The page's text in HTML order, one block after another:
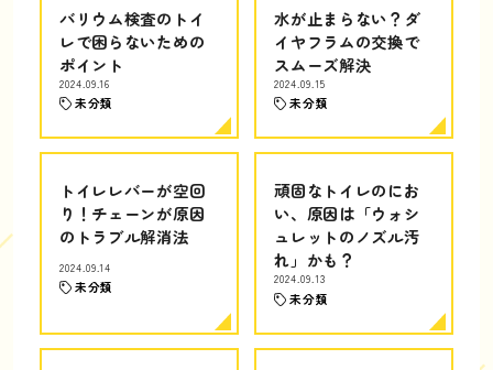
バリウム検査のトイ
レで困らないための
ポイント
2024.09.16
未分類
水が止まらない？ダ
イヤフラムの交換で
スムーズ解決
2024.09.15
未分類
トイレレバーが空回
り！チェーンが原因
のトラブル解消法
2024.09.14
未分類
頑固なトイレのにお
い、原因は「ウォシ
ュレットのノズル汚
れ」かも？
2024.09.13
未分類